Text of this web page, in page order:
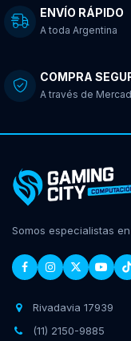
ENVÍO RÁPIDO
A toda Argentina
COMPRA
A través de
Somos especialistas
Rivadavia 17939
(11) 2150-9885